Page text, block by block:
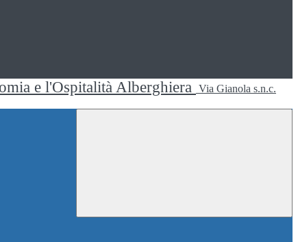
e l'Ospitalità Alberghiera Via Gianola s.n.c.